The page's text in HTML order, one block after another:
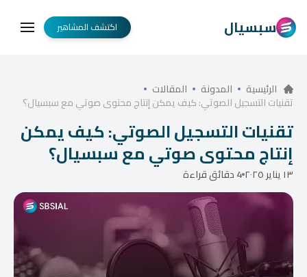
سبسيال اكتشف المشاهير
الرئيسية المدونة المقالات
تقنيات التسجيل الصوتي: كيف يمكن إنتاج محتوى صوتي مع سبسيال؟
تقنيات التسجيل الصوتي: كيف يمكن
إنتاج محتوى صوتي مع سبسيال؟
١٣ يناير ٢٠٢٥ 4 دقائق قراءة